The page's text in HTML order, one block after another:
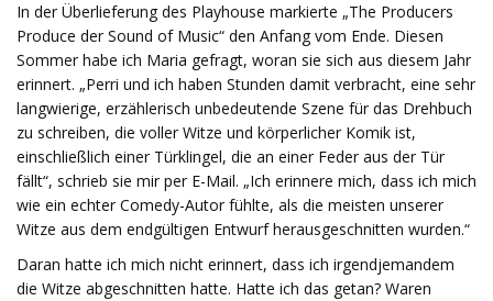
In der Überlieferung des Playhouse markierte „The Producers
Produce der Sound of Music“ den Anfang vom Ende. Diesen
Sommer habe ich Maria gefragt, woran sie sich aus diesem Jahr
erinnert. „Perri und ich haben Stunden damit verbracht, eine sehr
langwierige, erzählerisch unbedeutende Szene für das Drehbuch
zu schreiben, die voller Witze und körperlicher Komik ist,
einschließlich einer Türklingel, die an einer Feder aus der Tür
fällt“, schrieb sie mir per E-Mail. „Ich erinnere mich, dass ich mich
wie ein echter Comedy-Autor fühlte, als die meisten unserer
Witze aus dem endgültigen Entwurf herausgeschnitten wurden.“
Daran hatte ich mich nicht erinnert, dass ich irgendjemandem
die Witze abgeschnitten hatte. Hatte ich das getan? Waren